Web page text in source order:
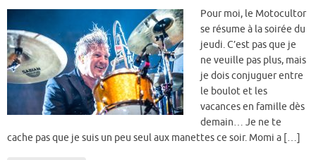
Pour moi, le Motocultor
se résume à la soirée du
jeudi. C’est pas que je
ne veuille pas plus, mais
je dois conjuguer entre
le boulot et les
vacances en famille dès
demain… Je ne te
cache pas que je suis un peu seul aux manettes ce soir. Momi a […]